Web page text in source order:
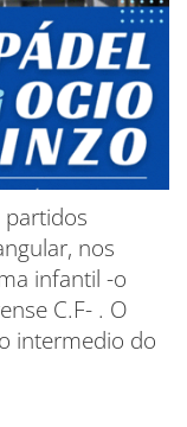
nos
infantil -o
C.F- . O
intermedio do